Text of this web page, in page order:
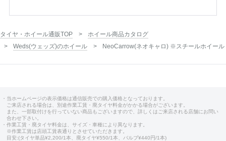
タイヤ・ホイール通販TOP
ホイール商品カタログ
Weds(ウェッズ)のホイール
NeoCarrow(ネオキャロ) ※スチールホイール
・当ホームページの表示価格は通信販売での購入価格となっております。
ご来店される場合は、別途作業工賃・廃タイヤ料金がかかる場合がございます。
また、一部取付けを行っていない商品もございますので、詳しくはご来店される店舗にお問い
合わせ下さい。
・作業工賃・廃タイヤ料金は、サイズ・車種により異なります。
※作業工賃は店頭工賃表通りとさせていただきます。
目安:(タイヤ単品¥2,200/1本、廃タイヤ¥550/1本、バルブ¥440円/1本)